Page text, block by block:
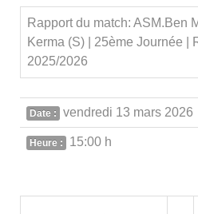
Rapport du match: ASM.Ben
Kerma (S) | 25ème Journée |
2025/2026
Date : vendredi 13 mars 2026
Heure : 15:00 h